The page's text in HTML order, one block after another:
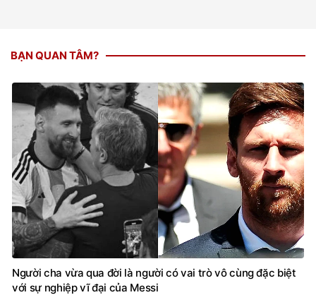
BẠN QUAN TÂM?
Người cha vừa qua đời là người có vai trò vô cùng đặc biệt
với sự nghiệp vĩ đại của Messi